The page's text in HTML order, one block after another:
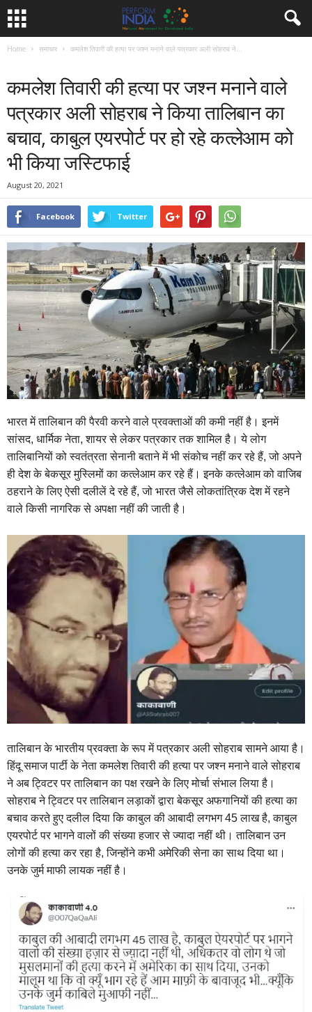
Home समाचार कमलेश तिवारी की हत्या पर जश्न मनाने वाले पत्रकार अली सोहराब ने...
कमलेश तिवारी की हत्या पर जश्न मनाने वाले
पत्रकार अली सोहराब ने किया तालिबान का
बचाव, काबुल एयरपोर्ट पर हो रहे कत्लेआम को
भी किया जस्टिफाई
August 20, 2021
Facebook Twitter
भारत में तालिबान की पैरवी करने वाले प्रवक्ताओं की कमी नहीं है। इनमें
सांसद, धार्मिक नेता, शायर से लेकर पत्रकार तक शामिल है। ये लोग
तालिबानियों को स्वतंत्रता सेनानी बताने में भी संकोच नहीं कर रहे हैं, जो अपने
ही देश के बेकसूर मुस्लिमों का कत्लेआम कर रहे हैं। इनके कत्लेआम को वाजिब
ठहराने के लिए ऐसी दलीलें दे रहे हैं, जो भारत जैसे लोकतांत्रिक देश में रहने
वाले किसी नागरिक से अपक्षा नहीं की जाती है।
तालिबान के भारतीय प्रवक्ता के रूप में पत्रकार अली सोहराब सामने आया है।
हिंदू समाज पार्टी के नेता कमलेश तिवारी की हत्या पर जश्न मनाने वाले सोहराब
ने अब ट्विटर पर तालिबान का पक्ष रखने के लिए मोर्चा संभाल लिया है।
सोहराब ने ट्विटर पर तालिबान लड़ाकों द्वारा बेकसूर अफगानियों की हत्या का
बचाव करते हुए दलील दिया कि काबुल की आबादी लगभग 45 लाख है, काबुल
एयरपोर्ट पर भागने वालों की संख्या हजार से ज्यादा नहीं थी। तालिबान उन
लोगों की हत्या कर रहा है, जिन्होंने कभी अमेरिकी सेना का साथ दिया था।
उनके जुर्म माफी लायक नहीं है।